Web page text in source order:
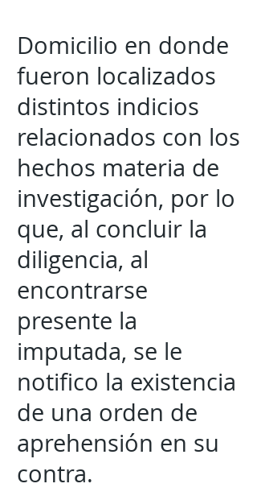
Domicilio en donde
fueron localizados
distintos indicios
relacionados con los
hechos materia de
investigación, por lo
que, al concluir la
diligencia, al
encontrarse
presente la
imputada, se le
notifico la existencia
de una orden de
aprehensión en su
contra.